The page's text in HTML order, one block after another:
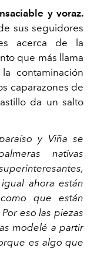
y voraz.
sus seguidores
acerca de la
que más llama
contaminación
caparazones de
da un salto
y Viña se
nativas
ahora están
que están
eso las piezas
modelé a partir
es algo que